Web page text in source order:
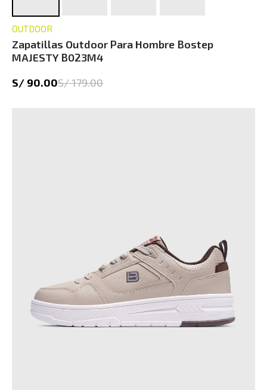
OUTDOOR
Zapatillas Outdoor Para Hombre Bostep
MAJESTY B023M4
S/ 90.00S/ 179.00